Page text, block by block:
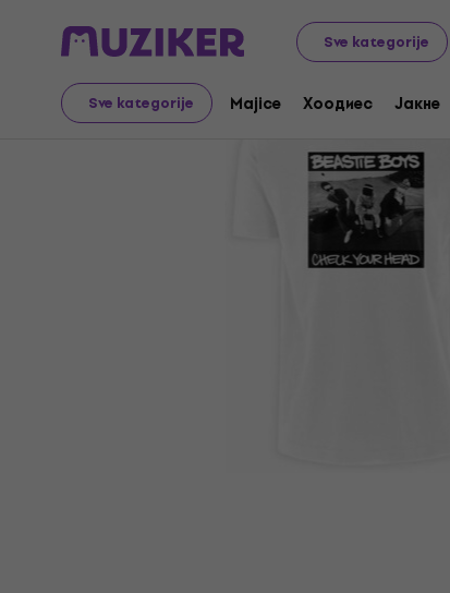
Sve kategorije
Sve kategorije Majice Хоодиес Јакне
Merch Music Merch
Prodaja je završena